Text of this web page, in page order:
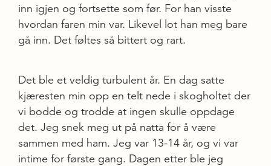
inn igjen og fortsette som før. For han visste
hvordan faren min var. Likevel lot han meg bare
gå inn. Det føltes så bittert og rart.
Det ble et veldig turbulent år. En dag satte
kjæresten min opp en telt nede i skogholtet der
vi bodde og trodde at ingen skulle oppdage
det. Jeg snek meg ut på natta for å være
sammen med ham. Jeg var 13-14 år, og vi var
intime for første gang. Dagen etter ble jeg